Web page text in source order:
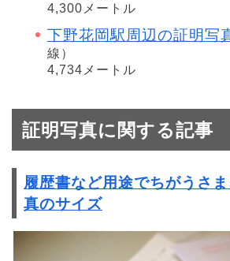
4,300メートル
下野花岡駅周辺の証明写
線）
4,734メートル
証明写真に関する記事
履歴書など用途でちがうさ
真のサイズ